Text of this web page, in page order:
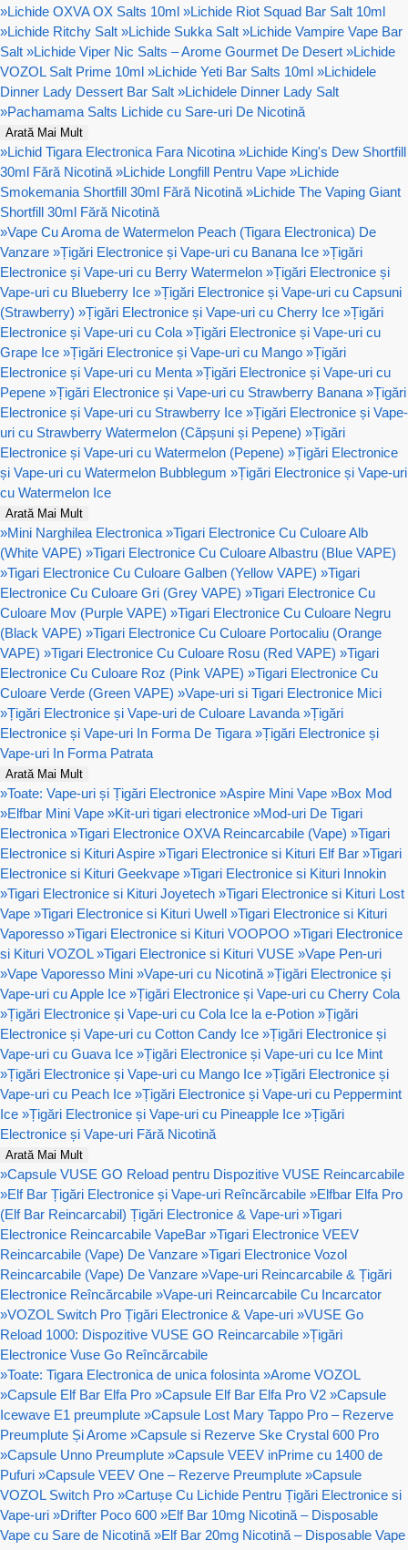
»Lichide OXVA OX Salts 10ml »Lichide Riot Squad Bar Salt 10ml
»Lichide Ritchy Salt »Lichide Sukka Salt »Lichide Vampire Vape Bar
Salt »Lichide Viper Nic Salts – Arome Gourmet De Desert »Lichide
VOZOL Salt Prime 10ml »Lichide Yeti Bar Salts 10ml »Lichidele
Dinner Lady Dessert Bar Salt »Lichidele Dinner Lady Salt
»Pachamama Salts Lichide cu Sare-uri De Nicotină
Arată Mai Mult
»Lichid Tigara Electronica Fara Nicotina »Lichide King's Dew Shortfill
30ml Fără Nicotină »Lichide Longfill Pentru Vape »Lichide
Smokemania Shortfill 30ml Fără Nicotină »Lichide The Vaping Giant
Shortfill 30ml Fără Nicotină
»Vape Cu Aroma de Watermelon Peach (Tigara Electronica) De
Vanzare »Țigări Electronice și Vape-uri cu Banana Ice »Țigări
Electronice și Vape-uri cu Berry Watermelon »Țigări Electronice și
Vape-uri cu Blueberry Ice »Țigări Electronice și Vape-uri cu Capsuni
(Strawberry) »Țigări Electronice și Vape-uri cu Cherry Ice »Țigări
Electronice și Vape-uri cu Cola »Țigări Electronice și Vape-uri cu
Grape Ice »Țigări Electronice și Vape-uri cu Mango »Țigări
Electronice și Vape-uri cu Menta »Țigări Electronice și Vape-uri cu
Pepene »Țigări Electronice și Vape-uri cu Strawberry Banana »Țigări
Electronice și Vape-uri cu Strawberry Ice »Țigări Electronice și Vape-
uri cu Strawberry Watermelon (Căpșuni și Pepene) »Țigări
Electronice și Vape-uri cu Watermelon (Pepene) »Țigări Electronice
și Vape-uri cu Watermelon Bubblegum »Țigări Electronice și Vape-uri
cu Watermelon Ice
Arată Mai Mult
»Mini Narghilea Electronica »Tigari Electronice Cu Culoare Alb
(White VAPE) »Tigari Electronice Cu Culoare Albastru (Blue VAPE)
»Tigari Electronice Cu Culoare Galben (Yellow VAPE) »Tigari
Electronice Cu Culoare Gri (Grey VAPE) »Tigari Electronice Cu
Culoare Mov (Purple VAPE) »Tigari Electronice Cu Culoare Negru
(Black VAPE) »Tigari Electronice Cu Culoare Portocaliu (Orange
VAPE) »Tigari Electronice Cu Culoare Rosu (Red VAPE) »Tigari
Electronice Cu Culoare Roz (Pink VAPE) »Tigari Electronice Cu
Culoare Verde (Green VAPE) »Vape-uri si Tigari Electronice Mici
»Țigări Electronice și Vape-uri de Culoare Lavanda »Țigări
Electronice și Vape-uri In Forma De Tigara »Țigări Electronice și
Vape-uri In Forma Patrata
Arată Mai Mult
»Toate: Vape-uri și Țigări Electronice »Aspire Mini Vape »Box Mod
»Elfbar Mini Vape »Kit-uri tigari electronice »Mod-uri De Tigari
Electronica »Tigari Electronice OXVA Reincarcabile (Vape) »Tigari
Electronice si Kituri Aspire »Tigari Electronice si Kituri Elf Bar »Tigari
Electronice si Kituri Geekvape »Tigari Electronice si Kituri Innokin
»Tigari Electronice si Kituri Joyetech »Tigari Electronice si Kituri Lost
Vape »Tigari Electronice si Kituri Uwell »Tigari Electronice si Kituri
Vaporesso »Tigari Electronice si Kituri VOOPOO »Tigari Electronice
si Kituri VOZOL »Tigari Electronice si Kituri VUSE »Vape Pen-uri
»Vape Vaporesso Mini »Vape-uri cu Nicotină »Țigări Electronice și
Vape-uri cu Apple Ice »Țigări Electronice și Vape-uri cu Cherry Cola
»Țigări Electronice și Vape-uri cu Cola Ice la e-Potion »Țigări
Electronice și Vape-uri cu Cotton Candy Ice »Țigări Electronice și
Vape-uri cu Guava Ice »Țigări Electronice și Vape-uri cu Ice Mint
»Țigări Electronice și Vape-uri cu Mango Ice »Țigări Electronice și
Vape-uri cu Peach Ice »Țigări Electronice și Vape-uri cu Peppermint
Ice »Țigări Electronice și Vape-uri cu Pineapple Ice »Țigări
Electronice și Vape-uri Fără Nicotină
Arată Mai Mult
»Capsule VUSE GO Reload pentru Dispozitive VUSE Reincarcabile
»Elf Bar Țigări Electronice și Vape-uri Reîncărcabile »Elfbar Elfa Pro
(Elf Bar Reincarcabil) Țigări Electronice & Vape-uri »Tigari
Electronice Reincarcabile VapeBar »Tigari Electronice VEEV
Reincarcabile (Vape) De Vanzare »Tigari Electronice Vozol
Reincarcabile (Vape) De Vanzare »Vape-uri Reincarcabile & Țigări
Electronice Reîncărcabile »Vape-uri Reincarcabile Cu Incarcator
»VOZOL Switch Pro Țigări Electronice & Vape-uri »VUSE Go
Reload 1000: Dispozitive VUSE GO Reincarcabile »Țigări
Electronice Vuse Go Reîncărcabile
»Toate: Tigara Electronica de unica folosinta »Arome VOZOL
»Capsule Elf Bar Elfa Pro »Capsule Elf Bar Elfa Pro V2 »Capsule
Icewave E1 preumplute »Capsule Lost Mary Tappo Pro – Rezerve
Preumplute Și Arome »Capsule si Rezerve Ske Crystal 600 Pro
»Capsule Unno Preumplute »Capsule VEEV inPrime cu 1400 de
Pufuri »Capsule VEEV One – Rezerve Preumplute »Capsule
VOZOL Switch Pro »Cartușe Cu Lichide Pentru Țigări Electronice si
Vape-uri »Drifter Poco 600 »Elf Bar 10mg Nicotină – Disposable
Vape cu Sare de Nicotină »Elf Bar 20mg Nicotină – Disposable Vape